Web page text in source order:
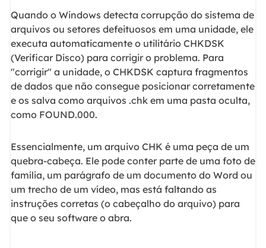
Quando o Windows detecta corrupção do sistema de
arquivos ou setores defeituosos em uma unidade, ele
executa automaticamente o utilitário CHKDSK
(Verificar Disco) para corrigir o problema. Para
"corrigir" a unidade, o CHKDSK captura fragmentos
de dados que não consegue posicionar corretamente
e os salva como arquivos .chk em uma pasta oculta,
como FOUND.000.
Essencialmente, um arquivo CHK é uma peça de um
quebra-cabeça. Ele pode conter parte de uma foto de
família, um parágrafo de um documento do Word ou
um trecho de um vídeo, mas está faltando as
instruções corretas (o cabeçalho do arquivo) para
que o seu software o abra.